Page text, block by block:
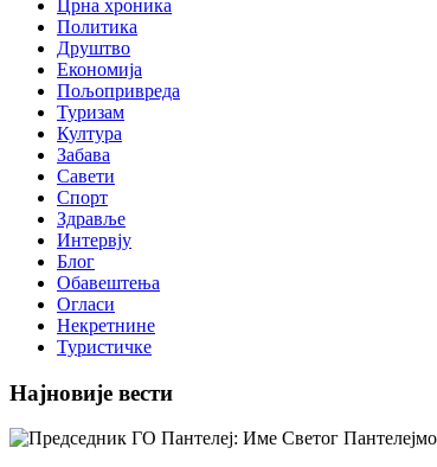
Црна хроника
Политика
Друштво
Економија
Пољопривреда
Туризам
Култура
Забава
Савети
Спорт
Здравље
Интервју
Блог
Обавештења
Огласи
Некретнине
Туристичке
Најновије вести